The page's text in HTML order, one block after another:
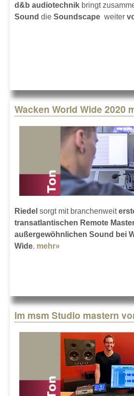
d&b audiotechnik bringt
Sound die Soundscape weiter
Wacken World Wide 2020
Riedel sorgt mit branchenweit
transatlantischen Remote
außergewöhnlichen Sound bei
Wide. mehr»
Im msm Studio mastern